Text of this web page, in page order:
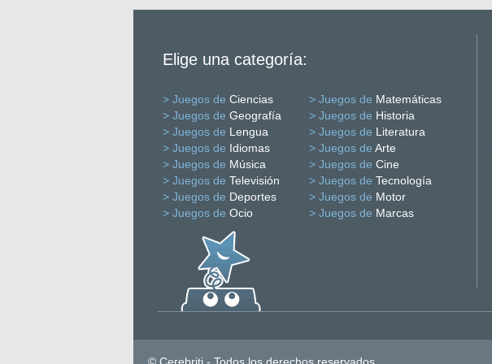
Elige una categoría:
> Juegos de Ciencias > Juegos de Matemáticas
> Juegos de Geografía > Juegos de Historia
> Juegos de Lengua > Juegos de Literatura
> Juegos de Idiomas > Juegos de Arte
> Juegos de Música > Juegos de Cine
> Juegos de Televisión > Juegos de Tecnología
> Juegos de Deportes > Juegos de Motor
> Juegos de Ocio > Juegos de Marcas